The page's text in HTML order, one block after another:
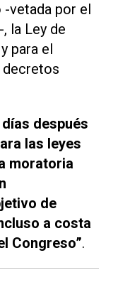
vetada por el
la Ley de
para el
decretos
después
las leyes
moratoria
de
a costa
Congreso”.